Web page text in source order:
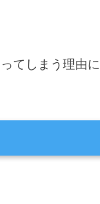
てしまう理由に